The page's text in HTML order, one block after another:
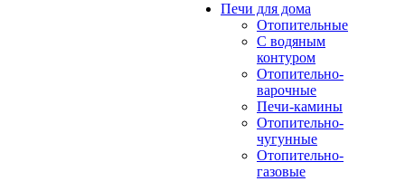
Печи для дома
Отопительные
C водяным
контуром
Отопительно-
варочные
Печи-камины
Отопительно-
чугунные
Отопительно-
газовые